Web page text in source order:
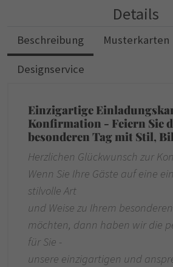
Details
Beschreibung Musterkarten
Designservice
Einzigartige
Konfirmation - Feiern Sie
besonderen Tag mit Stil,
Herzlichen Glückwunsch zur
Wenn Sie Ihre Gäste auf eine
stilvolle Art
und Weise zu Ihrem
möchten, dann haben wir die
für Sie -
unsere einzigartigen und